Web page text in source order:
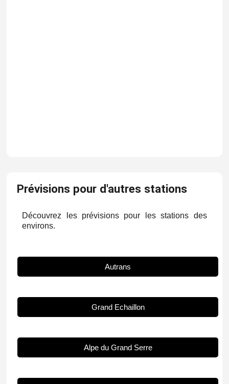
Prévisions pour d'autres stations
Découvrez les prévisions pour les stations des
environs.
Autrans
Grand Echaillon
Alpe du Grand Serre